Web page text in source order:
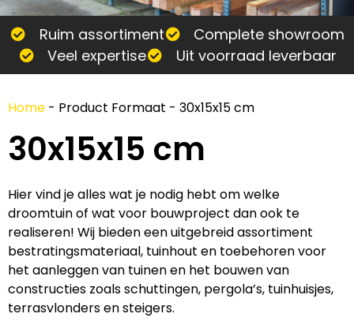
Ruim assortiment
Complete showroom
Veel expertise
Uit voorraad leverbaar
Home - Product Formaat - 30x15x15 cm
30x15x15 cm
Hier vind je alles wat je nodig hebt om welke
droomtuin of wat voor bouwproject dan ook te
realiseren! Wij bieden een uitgebreid assortiment
bestratingsmateriaal, tuinhout en toebehoren voor
het aanleggen van tuinen en het bouwen van
constructies zoals schuttingen, pergola’s, tuinhuisjes,
terrasvlonders en steigers.